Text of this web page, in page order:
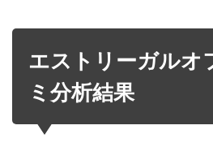
エストリーガルオ
ミ分析結果